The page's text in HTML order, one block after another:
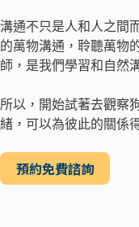
溝通不只是人和人之間
的萬物溝通，聆聽萬物
師，是我們學習和自然
所以，開始試著去觀察
緒，可以為彼此的關係
預約免費諮詢